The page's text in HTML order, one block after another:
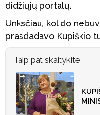
didžiųjų portalų.
Unksčiau, kol do
prasdadavo Kupiškio
Taip pat skaitykite